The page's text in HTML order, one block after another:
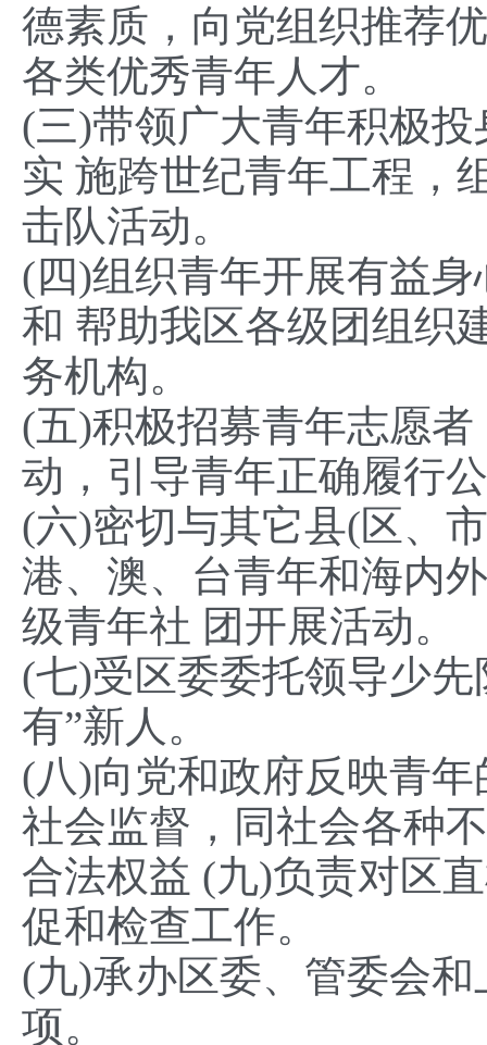
德素质，向党组织推荐
各类优秀青年人才。
(三)带领广大青年积极
实 施跨世纪青年工程，
击队活动。
(四)组织青年开展有益
和 帮助我区各级团组织
务机构。
(五)积极招募青年志愿
动，引导青年正确履行
(六)密切与其它县(区、
港、澳、台青年和海内
级青年社 团开展活动。
(七)受区委委托领导少
有”新人。
(八)向党和政府反映青
社会监督，同社会各种
合法权益 (九)负责对区
促和检查工作。
(九)承办区委、管委会
项。